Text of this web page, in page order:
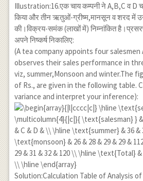
} & 8 & 2 & 4 &
F=\frac{4}{2.67}
\\
\text{(Between
Territory)} & & &
& F \approx
1.50\\ \hline
\text{(3.)अवशिष्ट }
& 16 & 6 & 2.67 &
\\
\text{(Residual)}
& & & & \\ \hline
\text{कुल योग} &
30 & 11 & & \\
\hline
\end{array}
Illustration:16.एक चाय कम्पनी ने A,B,C व D
किया और तीन ऋतुओं-ग्रीष्म,मानसून व शरद में उनके
की।विक्रय-समंक (लाखों में) निम्नांकित
अपने निष्कर्ष निकालिए:
(A tea company appoints four salesmen
observes their sales performance in
viz, summer,Monsoon and winter.The
of Rs., are given in the following table.
variance and interpret your inference):
Solution:Calculation Table of Analysis of